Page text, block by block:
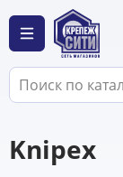
Knipex